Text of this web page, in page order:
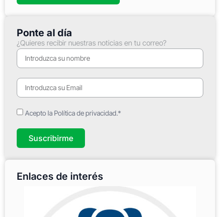
Ponte al día
¿Quieres recibir nuestras noticias en tu correo?
Acepto la Política de privacidad.*
Suscribirme
Enlaces de interés